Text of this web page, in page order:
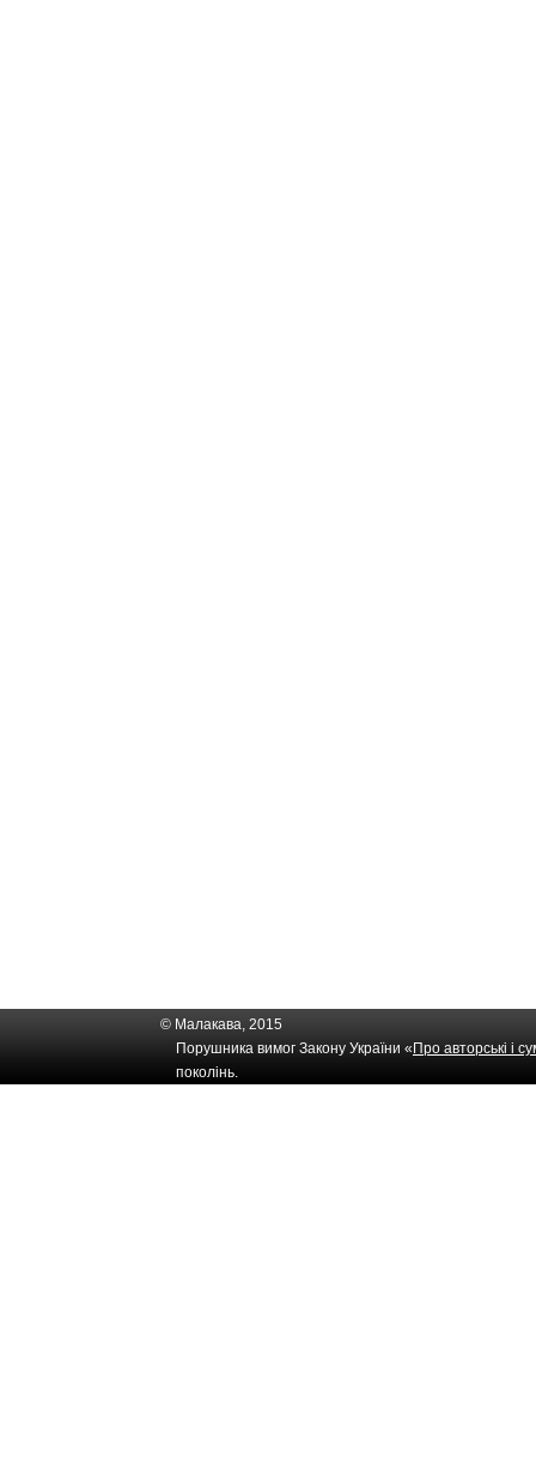
© Малакава, 2015
Порушника вимог Закону України « Про авторські і
поколінь.